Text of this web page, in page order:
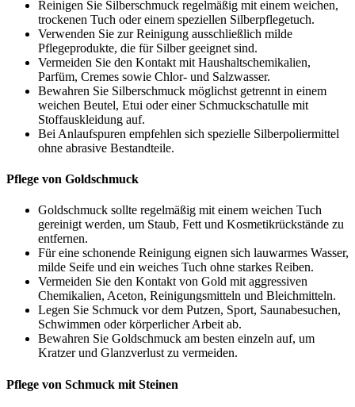
Reinigen Sie Silberschmuck regelmäßig mit einem weichen,
trockenen Tuch oder einem speziellen Silberpflegetuch.
Verwenden Sie zur Reinigung ausschließlich milde
Pflegeprodukte, die für Silber geeignet sind.
Vermeiden Sie den Kontakt mit Haushaltschemikalien,
Parfüm, Cremes sowie Chlor- und Salzwasser.
Bewahren Sie Silberschmuck möglichst getrennt in einem
weichen Beutel, Etui oder einer Schmuckschatulle mit
Stoffauskleidung auf.
Bei Anlaufspuren empfehlen sich spezielle Silberpoliermittel
ohne abrasive Bestandteile.
Pflege von Goldschmuck
Goldschmuck sollte regelmäßig mit einem weichen Tuch
gereinigt werden, um Staub, Fett und Kosmetikrückstände zu
entfernen.
Für eine schonende Reinigung eignen sich lauwarmes Wasser,
milde Seife und ein weiches Tuch ohne starkes Reiben.
Vermeiden Sie den Kontakt von Gold mit aggressiven
Chemikalien, Aceton, Reinigungsmitteln und Bleichmitteln.
Legen Sie Schmuck vor dem Putzen, Sport, Saunabesuchen,
Schwimmen oder körperlicher Arbeit ab.
Bewahren Sie Goldschmuck am besten einzeln auf, um
Kratzer und Glanzverlust zu vermeiden.
Pflege von Schmuck mit Steinen